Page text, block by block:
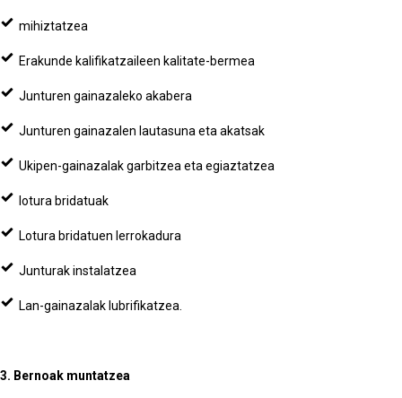
mihiztatzea
Erakunde kalifikatzaileen kalitate-bermea
Junturen gainazaleko akabera
Junturen gainazalen lautasuna eta akatsak
Ukipen-gainazalak garbitzea eta egiaztatzea
lotura bridatuak
Lotura bridatuen lerrokadura
Junturak instalatzea
Lan-gainazalak lubrifikatzea.
3. Bernoak muntatzea